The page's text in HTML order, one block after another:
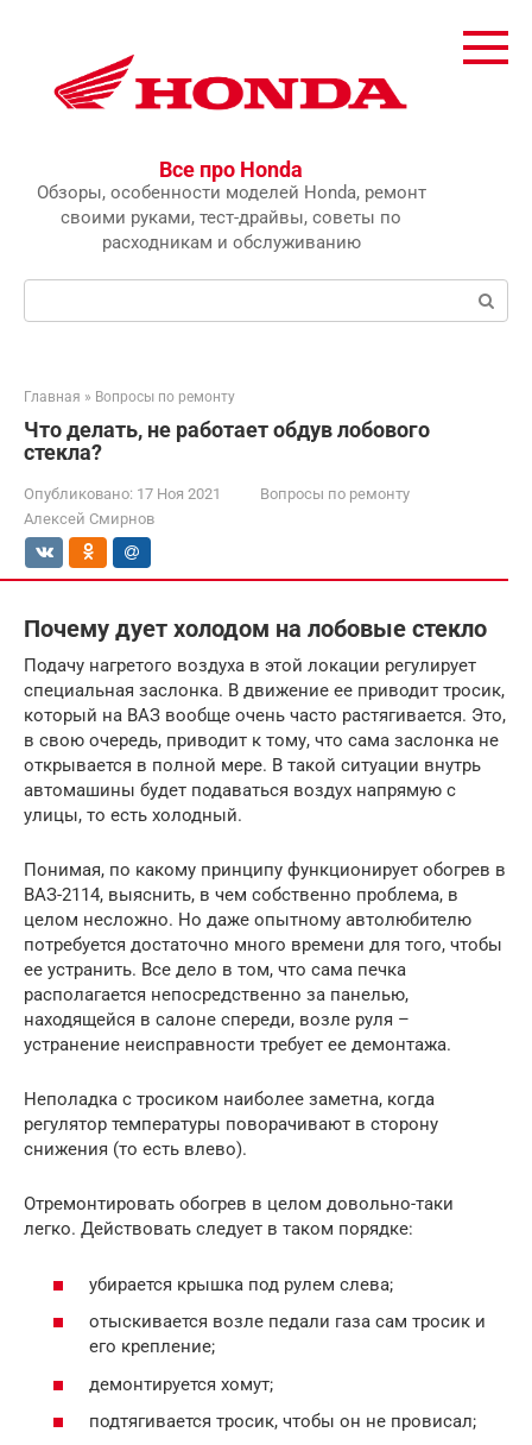
Все про Honda
Обзоры, особенности моделей Honda, ремонт
своими руками, тест-драйвы, советы по
расходникам и обслуживанию
Главная » Вопросы по ремонту
Что делать, не работает обдув лобового
стекла?
Опубликовано: 17 Ноя 2021
Вопросы по ремонту
Алексей Смирнов
Почему дует холодом на лобовые стекло
Подачу нагретого воздуха в этой локации регулирует
специальная заслонка. В движение ее приводит тросик,
который на ВАЗ вообще очень часто растягивается. Это,
в свою очередь, приводит к тому, что сама заслонка не
открывается в полной мере. В такой ситуации внутрь
автомашины будет подаваться воздух напрямую с
улицы, то есть холодный.
Понимая, по какому принципу функционирует обогрев в
ВАЗ-2114, выяснить, в чем собственно проблема, в
целом несложно. Но даже опытному автолюбителю
потребуется достаточно много времени для того, чтобы
ее устранить. Все дело в том, что сама печка
располагается непосредственно за панелью,
находящейся в салоне спереди, возле руля –
устранение неисправности требует ее демонтажа.
Неполадка с тросиком наиболее заметна, когда
регулятор температуры поворачивают в сторону
снижения (то есть влево).
Отремонтировать обогрев в целом довольно-таки
легко. Действовать следует в таком порядке:
убирается крышка под рулем слева;
отыскивается возле педали газа сам тросик и
его крепление;
демонтируется хомут;
подтягивается тросик, чтобы он не провисал;